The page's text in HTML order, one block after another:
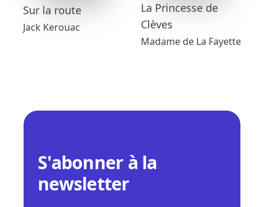
Sur la route
Jack Kerouac
La Princesse de
Clèves
Madame de La Fayette
S'abonner à la
newsletter